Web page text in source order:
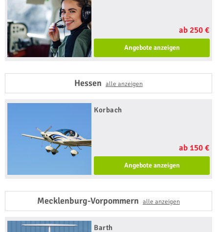
ab 250 €
Angebote anzeigen
Hessen alle anzeigen
Korbach
ab 150 €
Angebote anzeigen
Mecklenburg-Vorpommern alle anzeigen
Barth